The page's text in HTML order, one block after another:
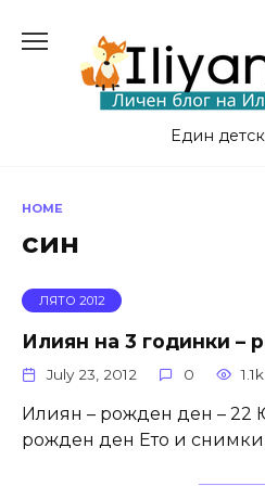
Един
HOME
син
ЛЯТО 2012
Илиян на 3 годинки –
July 23, 2012 0 1.1k.
Илиян – рожден ден – 22
рожден ден Ето и снимки